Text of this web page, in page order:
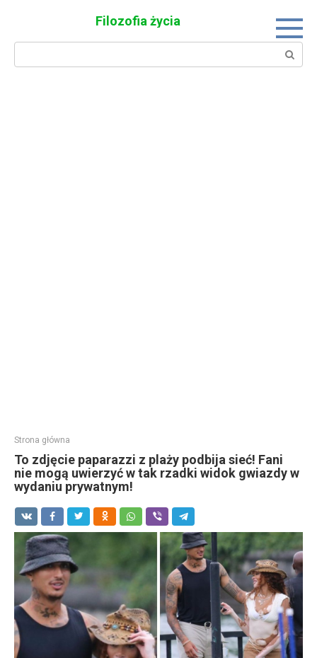
Filozofia życia
Search:
Strona główna
To zdjęcie paparazzi z plaży podbija sieć! Fani
nie mogą uwierzyć w tak rzadki widok gwiazdy w
wydaniu prywatnym!